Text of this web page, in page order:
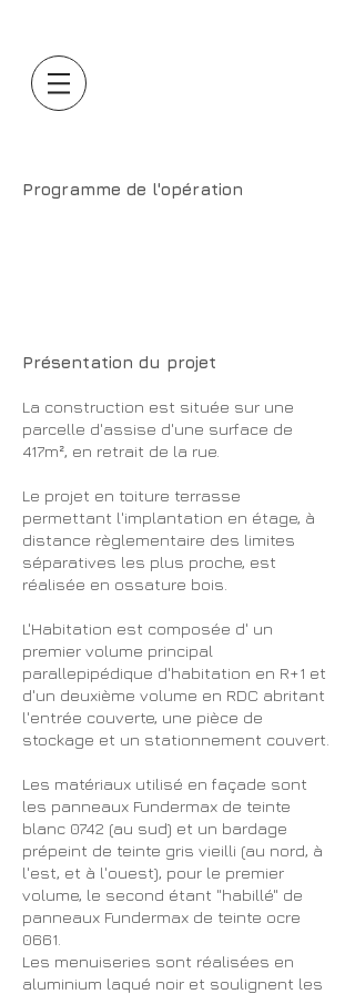
Programme de l'opération
Présentation du projet
La construction est située sur une
parcelle d'assise d'une surface de
417m², en retrait de la rue.
Le projet en toiture terrasse
permettant l'implantation en étage, à
distance règlementaire des limites
séparatives les plus proche, est
réalisée en ossature bois.
L'Habitation est composée d' un
premier volume principal
parallepipédique d'habitation en R+1 et
d'un deuxième volume en RDC abritant
l'entrée couverte, une pièce de
stockage et un stationnement couvert.
Les matériaux utilisé en façade sont
les panneaux Fundermax de teinte
blanc 0742 (au sud) et un bardage
prépeint de teinte gris vieilli (au nord, à
l'est, et à l'ouest), pour le premier
volume, le second étant "habillé" de
panneaux Fundermax de teinte ocre
0661.
Les menuiseries sont réalisées en
aluminium laqué noir et soulignent les